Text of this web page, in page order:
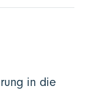
in die